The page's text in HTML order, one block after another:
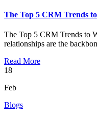
The Top 5 CRM Trends
The Top 5 CRM Trends to
relationships are the
Read More
18
Feb
Blogs